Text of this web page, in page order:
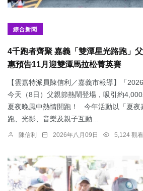
綜合新聞
4千跑者齊聚 嘉義「雙潭星光路跑」
惠預告11月迎雙潭馬拉松菁英賽
【雲嘉特派員陳信利／嘉義市報導】「
今天（8日）父親節熱鬧登場，吸引約
夏夜晚風中熱情開跑！ 今年活動以「夏夜
跑、光影、音樂及親子互動...
陳信利 2026年八月09日 5,124 觀看